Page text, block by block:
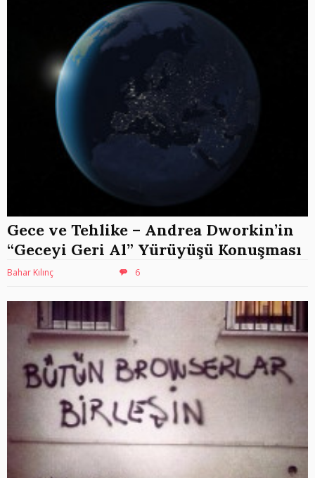
Gece ve Tehlike – Andrea Dworkin’in
“Geceyi Geri Al” Yürüyüşü Konuşması
Bahar Kılınç 6